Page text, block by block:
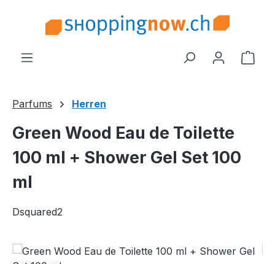
Zum Hauptinhalt springen
Parfums Herren
Green Wood Eau de Toilette
100 ml + Shower Gel Set 100
ml
Dsquared2
Bildergalerie überspringen